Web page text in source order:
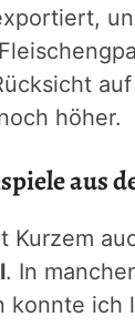
höher.
aus
Kurzem
. In
konnte ich